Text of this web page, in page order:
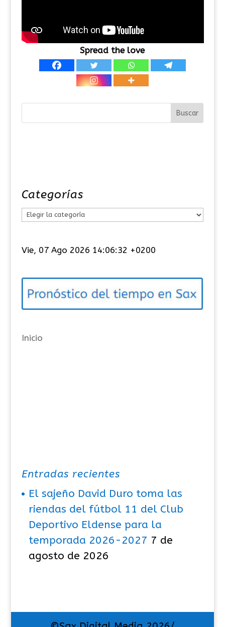
Spread the love
Categorías
e
o
í
s
Vie, 07 Ago 2026 14:06:32 +0200
Inicio
Entradas recientes
El sajeño David Duro toma las
riendas del fútbol 11 del Club
Deportivo Eldense para la
temporada 2026-2027 7 de
agosto de 2026